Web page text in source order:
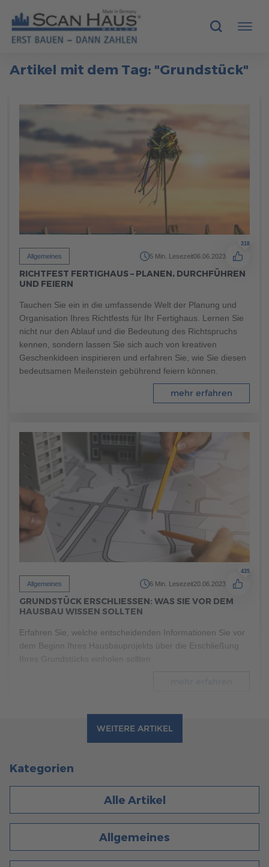
HÄUSER
MUSTERHÄUSER
SCANHAUS-VORTEILE
KONTAKT
Brauchen Sie Hilfe?
MUSTERHAUS FINDEN
Artikel mit dem Tag: "Grundstück"
Allgemeines 5 Min. Lesezeit06.06.2023
318
RICHTFEST FERTIGHAUS – PLANEN, DURCHFÜHREN
UND FEIERN
Tauchen Sie ein in die umfassende Welt der Planung und
Organisation Ihres Richtfests für Ihr Fertighaus. Lernen Sie
nicht nur den Ablauf und die Bedeutung des Richtspruchs
kennen, sondern lassen Sie sich auch von kreativen
Geschenkideen inspirieren und erfahren Sie, wie Sie diesen
bedeutsamen Meilenstein gebührend feiern können.
mehr erfahren
Allgemeines 6 Min. Lesezeit20.06.2023
435
GRUNDSTÜCK ERSCHLIESSEN: WAS SIE VOR DEM H
AUSBAU WISSEN SOLLTEN
Erfahren Sie, welche entscheidenden Informationen Sie vor
dem Beginn Ihres Hausbauprojekts über die Erschließung
WEITERE ARTIKEL
Kategorien
Alle Artikel
Allgemeines